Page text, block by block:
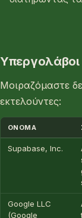
Υπεργολάβοι
Μοιραζόμαστε
εκτελούντες:
ΌΝΟΜΑ
Supabase, Inc.
Google LLC
(Google